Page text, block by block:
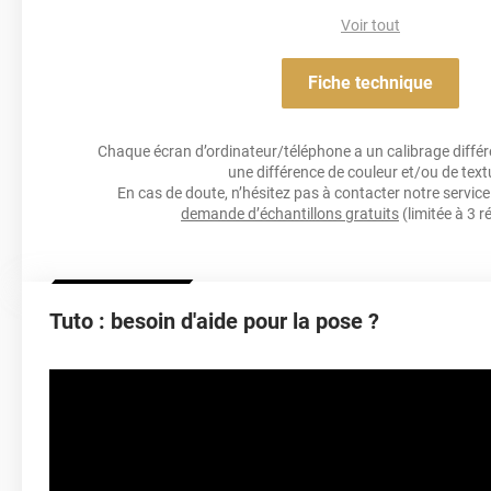
Résistance À L'humidité
Température D'application
Voir tout
Fiche technique
Chaque écran d’ordinateur/téléphone a un calibrage
une différence de couleur et/ou de
En cas de doute, n’hésitez pas à contacter notre
demande d’échantillons gratuits (limitée à 3
Tuto : besoin d'aide pour la pose ?